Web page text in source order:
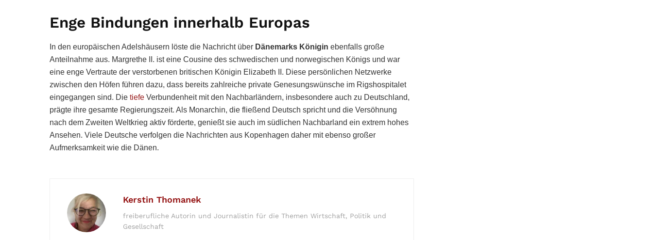
Enge Bindungen innerhalb Europas
In den europäischen Adelshäusern löste die Nachricht über Dänemarks Königin ebenfalls große
Anteilnahme aus. Margrethe II. ist eine Cousine des schwedischen und norwegischen Königs und war
eine enge Vertraute der verstorbenen britischen Königin Elizabeth II. Diese persönlichen Netzwerke
zwischen den Höfen führen dazu, dass bereits zahlreiche private Genesungswünsche im Rigshospitalet
eingegangen sind. Die tiefe Verbundenheit mit den Nachbarländern, insbesondere auch zu Deutschland,
prägte ihre gesamte Regierungszeit. Als Monarchin, die fließend Deutsch spricht und die Versöhnung
nach dem Zweiten Weltkrieg aktiv förderte, genießt sie auch im südlichen Nachbarland ein extrem hohes
Ansehen. Viele Deutsche verfolgen die Nachrichten aus Kopenhagen daher mit ebenso großer
Aufmerksamkeit wie die Dänen.
Kerstin Thomanek
freiberufliche Autorin und Journalistin für die Themen Wirtschaft, Politik und
Gesellschaft